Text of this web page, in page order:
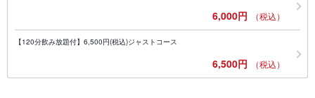
6,000円 （税込）
【120分飲み放題付】6,500円(税込)ジャストコース
6,500円 （税込）